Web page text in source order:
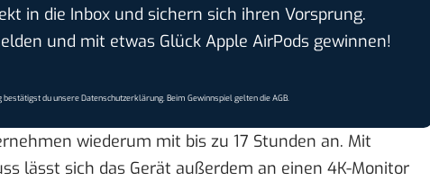
in die Inbox und sichern sich ihren Vorsprung.
und mit etwas Glück Apple AirPods gewinnen!
bestätigst du unsereDatenschutzerklärung. Beim Gewinnspiel gelten dieAGB.
wiederum mit bis zu 17 Stunden an. Mit
lässt sich das Gerät außerdem an einen 4K-Monitor